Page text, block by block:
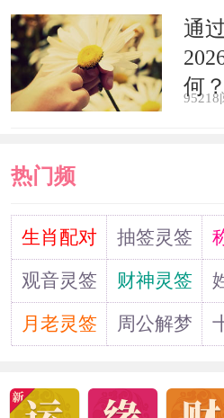
一向都是爱情的象征
幸福。在风水学中，
够促进婚姻感情的风
是在摆放鸳鸯的时候
属于喜庆吉位，床套
彩的鸳鸯图案，而床
最好有鸳鸯戏水图。
通
何？
95218
热门频
道生肖配对 抽签灵签
观音灵签
财神灵签
月老灵签
周公解梦